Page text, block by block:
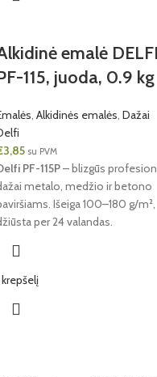
emalė DELFI
115, juoda, 0.9 kg
, Alkidinės emalės, Dažai
3,85 su PVM
PF-115P– blizgūs
metalo, medžio ir betono
Išeiga 100–180 g/m²,
per 24 valandas.